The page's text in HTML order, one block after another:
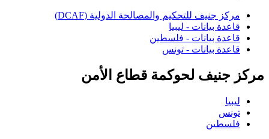
مركز جنيف للتحكيم والمصالحة الدولية (DCAF)
قاعدة بيانات - ليبيا
قاعدة بيانات - فلسطين
قاعدة بيانات - تونس
مركز جنيف لحوكمة قطاع الأمن
ليبيا
تونس
فلسطين